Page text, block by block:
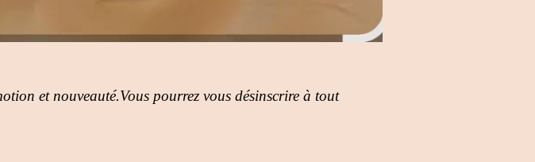
et nouveauté.Vous pourrez vous désinscrire à tout